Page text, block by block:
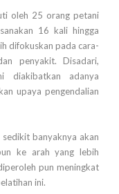
oleh 25 orang petani
16 kali hingga
difokuskan pada cara-
penyakit. Disadari,
diakibatkan adanya
upaya pengendalian
sedikit banyaknya akan
ke arah yang lebih
pun meningkat
ini.